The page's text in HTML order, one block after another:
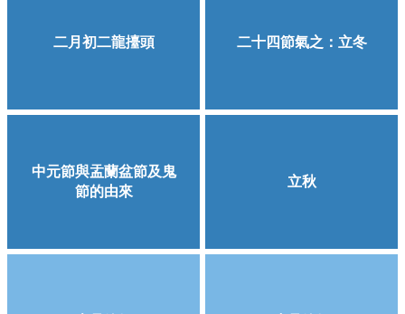
二月初二龍擡頭 二十四節氣之：立冬
中元節與盂蘭盆節及鬼
節的由來
立秋